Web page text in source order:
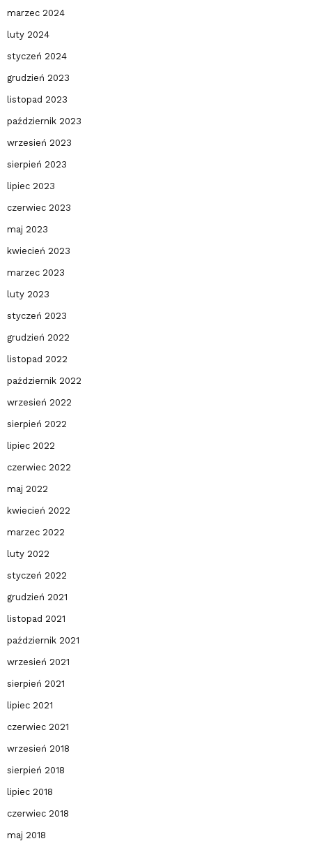
marzec 2024
luty 2024
styczeń 2024
grudzień 2023
listopad 2023
październik 2023
wrzesień 2023
sierpień 2023
lipiec 2023
czerwiec 2023
maj 2023
kwiecień 2023
marzec 2023
luty 2023
styczeń 2023
grudzień 2022
listopad 2022
październik 2022
wrzesień 2022
sierpień 2022
lipiec 2022
czerwiec 2022
maj 2022
kwiecień 2022
marzec 2022
luty 2022
styczeń 2022
grudzień 2021
listopad 2021
październik 2021
wrzesień 2021
sierpień 2021
lipiec 2021
czerwiec 2021
wrzesień 2018
sierpień 2018
lipiec 2018
czerwiec 2018
maj 2018